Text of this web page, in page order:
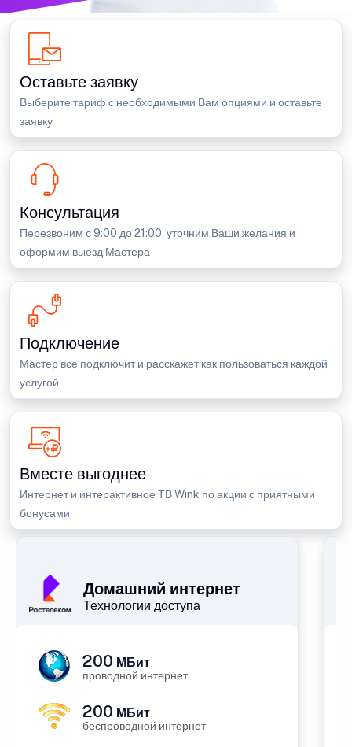
Оставьте заявку
Выберите тариф с необходимыми Вам опциями и оставьте
заявку
Консультация
Перезвоним с 9:00 до 21:00, уточним Ваши желания и
оформим выезд Мастера
Подключение
Мастер все подключит и расскажет как пользоваться каждой
услугой
Вместе выгоднее
Интернет и интерактивное ТВ Wink по акции с приятными
бонусами
Домашний интернет
Технологии доступа
200 МБит
проводной интернет
200 МБит
беспроводной интернет